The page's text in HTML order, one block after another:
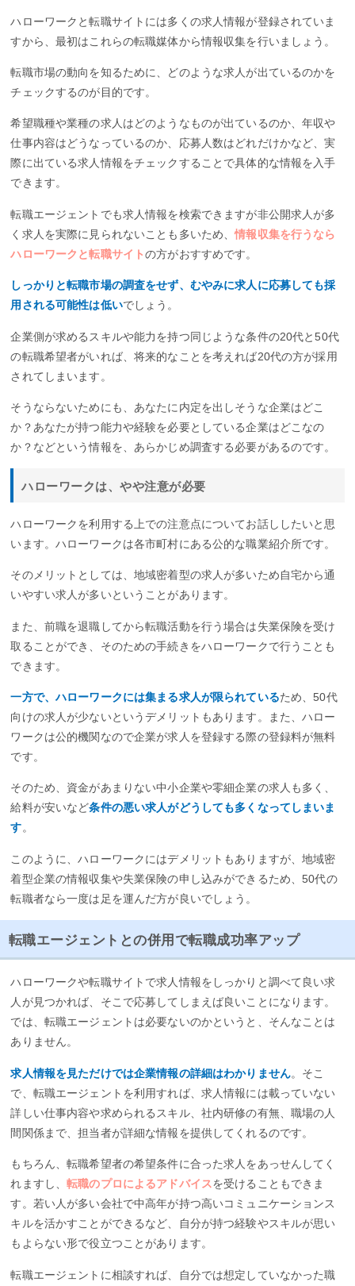
ハローワークと転職サイトには多くの求人情報が登録されていま
すから、最初はこれらの転職媒体から情報収集を行いましょう。
転職市場の動向を知るために、どのような求人が出ているのかを
チェックするのが目的です。
希望職種や業種の求人はどのようなものが出ているのか、年収や
仕事内容はどうなっているのか、応募人数はどれだけかなど、実
際に出ている求人情報をチェックすることで具体的な情報を入手
できます。
転職エージェントでも求人情報を検索できますが非公開求人が多
く求人を実際に見られないことも多いため、情報収集を行うなら
ハローワークと転職サイトの方がおすすめです。
しっかりと転職市場の調査をせず、むやみに求人に応募しても採
用される可能性は低いでしょう。
企業側が求めるスキルや能力を持つ同じような条件の20代と50代
の転職希望者がいれば、将来的なことを考えれば20代の方が採用
されてしまいます。
そうならないためにも、あなたに内定を出しそうな企業はどこ
か？あなたが持つ能力や経験を必要としている企業はどこなの
か？などという情報を、あらかじめ調査する必要があるのです。
ハローワークは、やや注意が必要
ハローワークを利用する上での注意点についてお話ししたいと思
います。ハローワークは各市町村にある公的な職業紹介所です。
そのメリットとしては、地域密着型の求人が多いため自宅から通
いやすい求人が多いということがあります。
また、前職を退職してから転職活動を行う場合は失業保険を受け
取ることができ、そのための手続きをハローワークで行うことも
できます。
一方で、ハローワークには集まる求人が限られているため、50代
向けの求人が少ないというデメリットもあります。また、ハロー
ワークは公的機関なので企業が求人を登録する際の登録料が無料
です。
そのため、資金があまりない中小企業や零細企業の求人も多く、
給料が安いなど条件の悪い求人がどうしても多くなってしまいま
す。
このように、ハローワークにはデメリットもありますが、地域密
着型企業の情報収集や失業保険の申し込みができるため、50代の
転職者なら一度は足を運んだ方が良いでしょう。
転職エージェントとの併用で転職成功率アップ
ハローワークや転職サイトで求人情報をしっかりと調べて良い求
人が見つかれば、そこで応募してしまえば良いことになります。
では、転職エージェントは必要ないのかというと、そんなことは
ありません。
求人情報を見ただけでは企業情報の詳細はわかりません。そこ
で、転職エージェントを利用すれば、求人情報には載っていない
詳しい仕事内容や求められるスキル、社内研修の有無、職場の人
間関係まで、担当者が詳細な情報を提供してくれるのです。
もちろん、転職希望者の希望条件に合った求人をあっせんしてく
れますし、転職のプロによるアドバイスを受けることもできま
す。若い人が多い会社で中高年が持つ高いコミュニケーションス
キルを活かすことができるなど、自分が持つ経験やスキルが思い
もよらない形で役立つことがあります。
転職エージェントに相談すれば、自分では想定していなかった職